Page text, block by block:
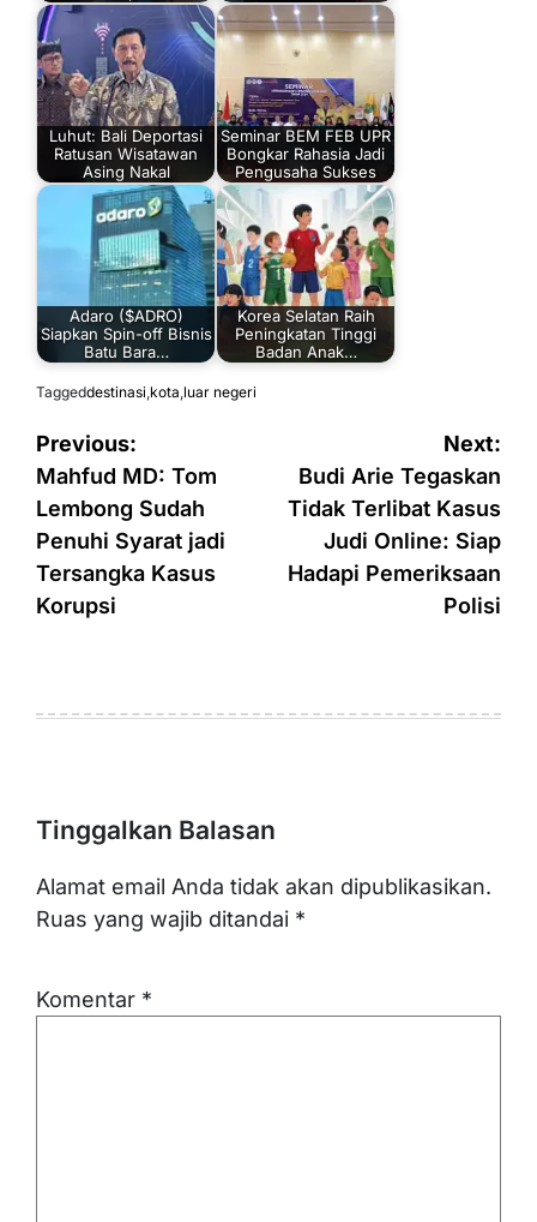
Luhut: Bali Deportasi
Ratusan Wisatawan
Asing Nakal
Seminar BEM FEB UPR
Bongkar Rahasia Jadi
Pengusaha Sukses
Adaro ($ADRO)
Siapkan Spin-off Bisnis
Batu Bara…
Korea Selatan Raih
Peningkatan Tinggi
Badan Anak…
Taggeddestinasi kota luar negeri
Navigasi
pos
Previous:
Mahfud MD: Tom
Lembong Sudah
Penuhi Syarat jadi
Tersangka Kasus
Korupsi
Next:
Budi Arie Tegaskan
Tidak Terlibat Kasus
Judi Online: Siap
Hadapi Pemeriksaan
Polisi
Tinggalkan Balasan
Alamat email Anda tidak akan dipublikasikan.
Ruas yang wajib ditandai *
Komentar *